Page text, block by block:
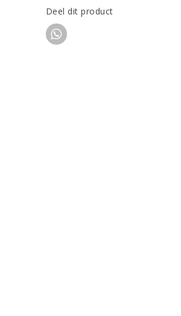
Deel dit product